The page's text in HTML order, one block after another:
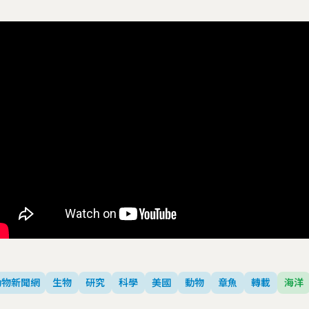
新聞網 生物 研究 科學 美國 動物 章魚 轉載 海洋